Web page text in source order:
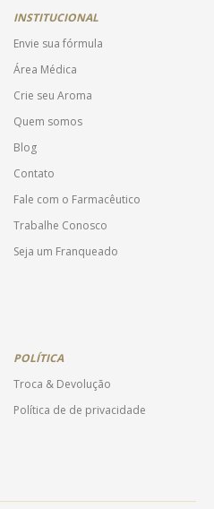
INSTITUCIONAL
Envie sua fórmula
Área Médica
Crie seu Aroma
Quem somos
Blog
Contato
Fale com o Farmacêutico
Trabalhe Conosco
Seja um Franqueado
POLÍTICA
Troca & Devolução
Política de de privacidade